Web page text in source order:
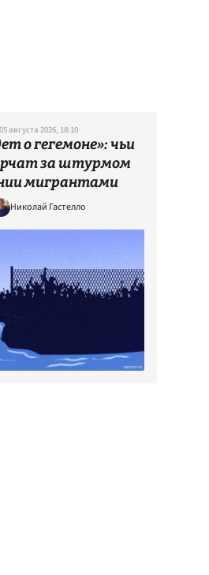
05 августа 2026, 18:10
о гегемоне»: чьи
за штурмом
мигрантами
Николай Гастелло